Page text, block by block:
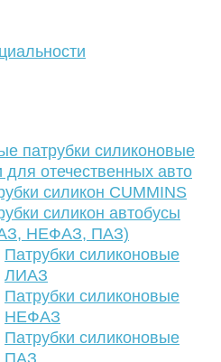
патрубки силиконовые
для отечественных авто
силикон CUMMINS
силикон автобусы
НЕФАЗ, ПАЗ)
Патрубки силиконовые
ЛИАЗ
Патрубки силиконовые
НЕФАЗ
Патрубки силиконовые
ПАЗ